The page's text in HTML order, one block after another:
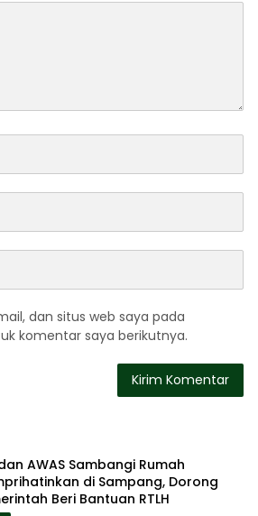
dan situs web saya pada
komentar saya berikutnya.
AWAS Sambangi Rumah
di Sampang, Dorong
Beri Bantuan RTLH